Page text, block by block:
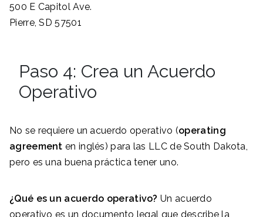
500 E Capitol Ave.
Pierre, SD 57501
Paso 4: Crea un Acuerdo
Operativo
No se requiere un acuerdo operativo (operating
agreement en inglés) para las LLC de South Dakota,
pero es una buena práctica tener uno.
¿Qué es un acuerdo operativo? Un acuerdo
operativo es un documento legal que describe la